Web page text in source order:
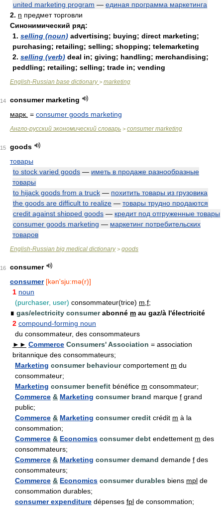
united marketing program — единая программа маркетинга
2. n предмет торговли
Синонимический ряд:
1. selling (noun) advertising; buying; direct marketing;
purchasing; retailing; selling; shopping; telemarketing
2. selling (verb) deal in; giving; handling; merchandising;
peddling; retailing; selling; trade in; vending
English-Russian base dictionary> marketing
14
consumer marketing
марк. = consumer goods marketing
Англо-русский экономический словарь > consumer marketing
15
goods
товары
to stock varied goods — иметь в продаже разнообразные
товары
to hijack goods from a truck — похитить товары из грузовика
the goods are difficult to realize — товары трудно продаются
credit against shipped goods — кредит под отгруженные товары
consumer goods marketing — маркетинг потребительских
товаров
English-Russian big medical dictionary> goods
16
consumer
consumer [kən'sju:mə(r)]
1 noun
(purchaser, user) consommateur(trice) m,f;
∎ gas/electricity consumerabonné m au gaz/à l'électricité
2 compound-forming noun
du consommateur, des consommateurs
►► Commerce Consumers' Association = association
britannique des consommateurs;
Marketing consumer behaviourcomportement m du
consommateur;
Marketing consumer benefit bénéfice m consommateur;
Commerce & Marketing consumer brand marque f grand
public;
Commerce & Marketing consumer credit crédit m à la
consommation;
Commerce & Economics consumer debt endettement m des
consommateurs;
Commerce & Marketing consumer demand demande f des
consommateurs;
Commerce & Economics consumer durables biens mpl de
consommation durables;
consumer expenditure dépenses fpl de consommation;